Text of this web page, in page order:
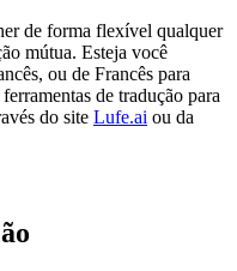
de forma flexível qualquer
mútua. Esteja você
ou de Francês para
de tradução para
do site Lufe.ai ou da